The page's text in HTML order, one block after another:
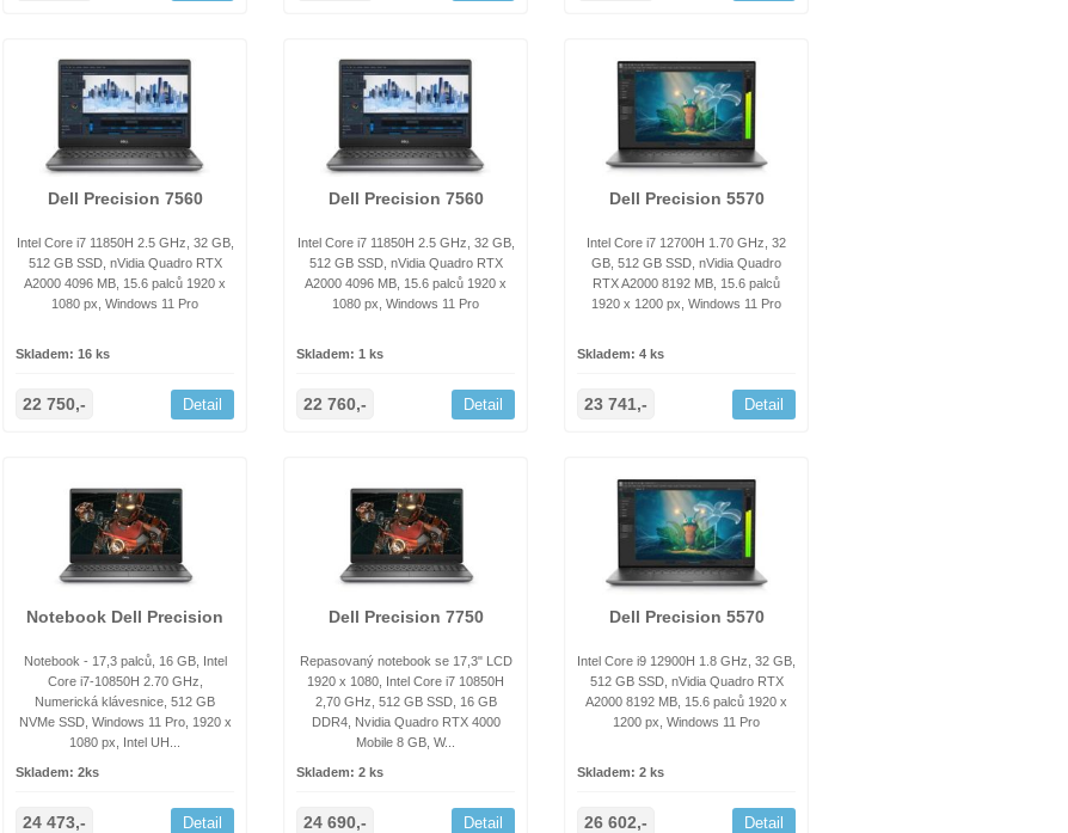
Dell Precision 7560
Intel Core i7 11850H 2.5 GHz, 32 GB,
512 GB SSD, nVidia Quadro RTX
A2000 4096 MB, 15.6 palců 1920 x
1080 px, Windows 11 Pro
Skladem: 16 ks
22 750,- Detail
Dell Precision 7560
Intel Core i7 11850H 2.5 GHz, 32 GB,
512 GB SSD, nVidia Quadro RTX
A2000 4096 MB, 15.6 palců 1920 x
1080 px, Windows 11 Pro
Skladem: 1 ks
22 760,- Detail
Dell Precision 5570
Intel Core i7 12700H 1.70 GHz, 32
GB, 512 GB SSD, nVidia Quadro
RTX A2000 8192 MB, 15.6 palců
1920 x 1200 px, Windows 11 Pro
Skladem: 4 ks
23 741,- Detail
Notebook Dell Precision
Notebook - 17,3 palců, 16 GB, Intel
Core i7-10850H 2.70 GHz,
Numerická klávesnice, 512 GB
NVMe SSD, Windows 11 Pro, 1920 x
1080 px, Intel UH...
Skladem: 2ks
24 473,- Detail
Dell Precision 7750
Repasovaný notebook se 17,3" LCD
1920 x 1080, Intel Core i7 10850H
2,70 GHz, 512 GB SSD, 16 GB
DDR4, Nvidia Quadro RTX 4000
Mobile 8 GB, W...
Skladem: 2 ks
24 690,- Detail
Dell Precision 5570
Intel Core i9 12900H 1.8 GHz, 32 GB,
512 GB SSD, nVidia Quadro RTX
A2000 8192 MB, 15.6 palců 1920 x
1200 px, Windows 11 Pro
Skladem: 2 ks
26 602,- Detail